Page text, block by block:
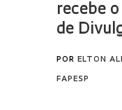
recebe o
de
PORELTON
FAPESP